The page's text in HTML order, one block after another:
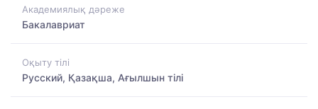
Академиялық дәреже
Бакалавриат
Оқыту тілі
Русский, Қазақша, Ағылшын тілі